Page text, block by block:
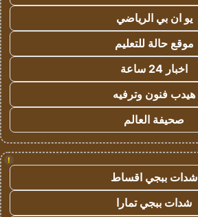
يو ان بي الرياضي
موقع حالة للتعليم
اخبار 24 ساعة
هيدب فنون وترفيه
صحيفة العالم
!
شدات ببجي اقساط
شدات ببجي تمارا